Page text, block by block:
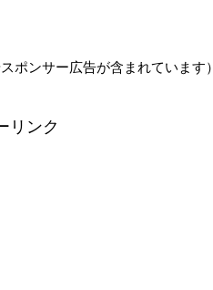
ポンサー広告が含まれています）
リンク